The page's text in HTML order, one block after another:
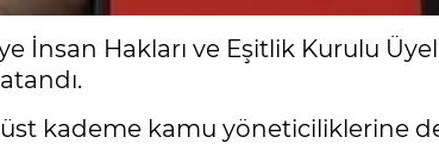
İnsan Hakları ve Eşitlik Kurulu
üst kademe kamu yöneticiliklerine